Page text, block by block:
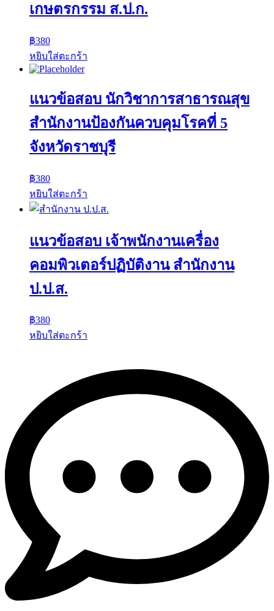
เกษตรกรรม ส.ป.ก.
฿380
หยิบใส่ตะกร้า
แนวข้อสอบ นักวิชาการสาธารณสุข
สํานักงานป้องกันควบคุมโรคที่ 5
จังหวัดราชบุรี
฿380
หยิบใส่ตะกร้า
แนวข้อสอบ เจ้าพนักงานเครื่อง
คอมพิวเตอร์ปฏิบัติงาน สำนักงาน
ป.ป.ส.
฿380
หยิบใส่ตะกร้า